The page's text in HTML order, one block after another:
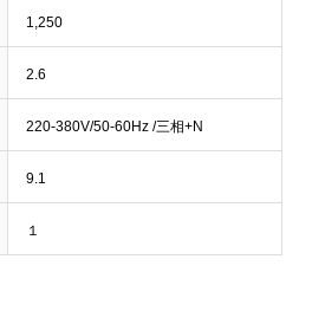
1,250
2.6
220-380V/50-60Hz /三相+N
9.1
１